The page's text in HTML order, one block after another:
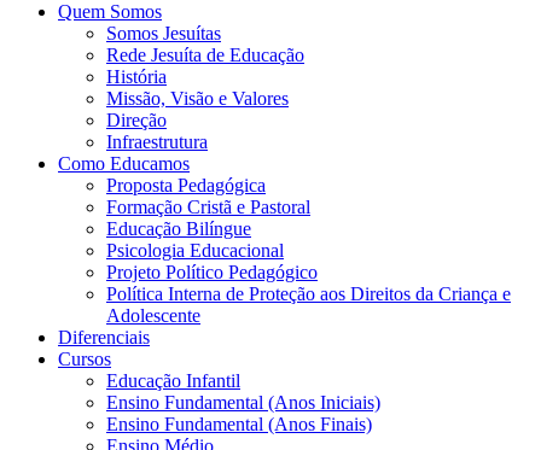
Quem Somos
Somos Jesuítas
Rede Jesuíta de Educação
História
Missão, Visão e Valores
Direção
Infraestrutura
Como Educamos
Proposta Pedagógica
Formação Cristã e Pastoral
Educação Bilíngue
Psicologia Educacional
Projeto Político Pedagógico
Política Interna de Proteção aos Direitos da Criança e
Adolescente
Diferenciais
Cursos
Educação Infantil
Ensino Fundamental (Anos Iniciais)
Ensino Fundamental (Anos Finais)